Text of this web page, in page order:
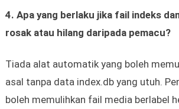
4. Apa yang berlaku jika fail indeks
rosak atau hilang daripada pemacu?
Tiada alat automatik yang boleh
asal tanpa data index.db yang utuh.
boleh memulihkan fail media berlabel